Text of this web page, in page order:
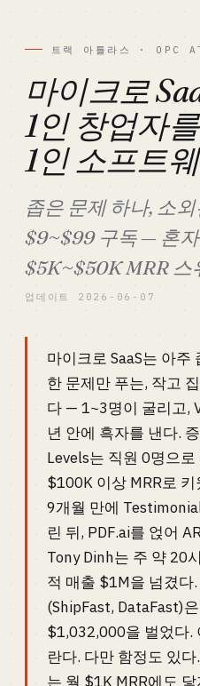
트랙 아틀라스 · OPC
마이크로
1인 창업자
1인 소프트
좁은 문제 하나, 소
$9~$99 구독 — 혼
$5K~$50K MRR 스
업데이트 2026-06-07
마이크로 SaaS는 아주
한 문제만 푸는, 작고
다 — 1~3명이 굴리고,
년 안에 흑자를 낸다.
Levels는 직원 0명으
$100K 이상 MRR로
9개월 만에
린 뒤, PDF.ai를 얹어
Tony Dinh는 주 약 20
적 매출 $1M을 넘겼다
(ShipFast, DataFast)
$1,032,000을 벌었다.
란다. 다만 함정도 있
는 월 $1K MRR에도